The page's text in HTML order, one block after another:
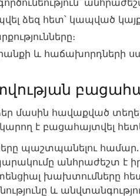
ձեզ հետ՝ կապված
և հաճախորդների
մասին հավաքված
է բացահայտվել
պաշտպանելու համար.
անհրաժեշտ է
խախտումները
և